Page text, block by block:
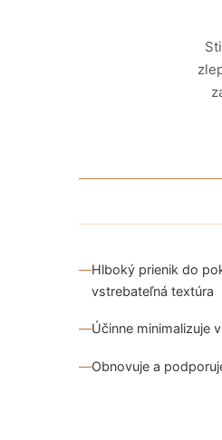
Hlboký prienik do
vstrebateľná textúra
Účinne minimalizuje
Obnovuje a